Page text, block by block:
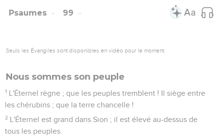
Psaumes 99
Seuls les Évangiles sont disponibles en vidéo pour le moment.
Nous sommes son peuple
1 L'Éternel règne ; que les peuples tremblent ! Il siège entre
les chérubins ; que la terre chancelle !
2 L'Éternel est grand dans Sion ; il est élevé au-dessus de
tous les peuples.